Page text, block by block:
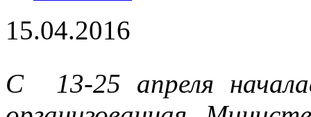
15.04.2016
С 13-25 апреля